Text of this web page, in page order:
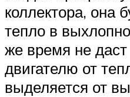
коллектора, она
тепло в
же время не даст
двигателю от
выделяется от